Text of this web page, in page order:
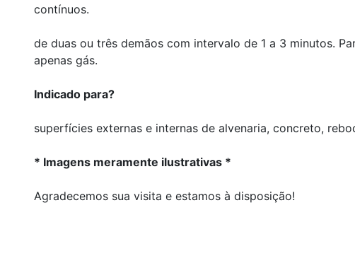
contínuos.
de duas ou três demãos com intervalo de 1 a 3 minutos.
apenas gás.
Indicado para?
superfícies externas e internas de alvenaria, concreto,
* Imagens meramente ilustrativas *
Agradecemos sua visita e estamos à disposição!